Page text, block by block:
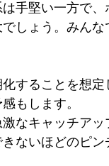
手堅い一方で
しょう。みん
することを想
もします。
なキャッチア
ないほどのピ